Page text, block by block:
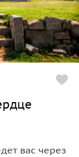
вас через